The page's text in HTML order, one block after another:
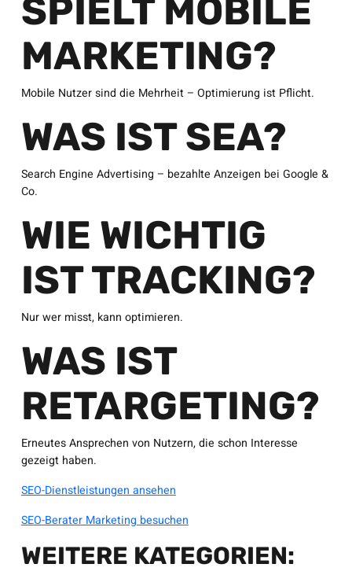
SPIELT MOBILE
MARKETING?
Mobile Nutzer sind die Mehrheit – Optimierung ist Pflicht.
WAS IST SEA?
Search Engine Advertising – bezahlte Anzeigen bei Google &
Co.
WIE WICHTIG
IST TRACKING?
Nur wer misst, kann optimieren.
WAS IST
RETARGETING?
Erneutes Ansprechen von Nutzern, die schon Interesse
gezeigt haben.
SEO-Dienstleistungen ansehen
SEO-Berater Marketing besuchen
WEITERE KATEGORIEN: